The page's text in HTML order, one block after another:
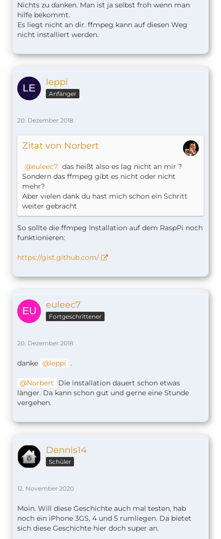
Nichts zu danken. Man ist ja selbst froh wenn man
hilfe bekommt.
Es liegt nicht an dir. ffmpeg kann auf diesen Weg
nicht installiert werden.
leppi
Anfänger
20. Dezember 2018
Zitat von Norbert
euleec7 das heißt also es lag nicht an mir ?
Sondern das ffmpeg gibt es nicht oder nicht
mehr?
Aber vielen dank du hast mich schon ein Schritt
weiter gebracht
So sollte die ffmpeg Installation auf dem RaspPi noch
funktionieren:
https://gist.github.com/
euleec7
Fortgeschrittener
20. Dezember 2018
danke leppi .
Norbert
Die installation dauert schon etwas
länger. Da kann schon gut und gerne eine Stunde
vergehen.
Dennis14
Schüler
12. November 2020
Moin. Will diese Geschichte auch mal testen, hab
noch ein iPhone 3GS, 4 und 5 rumliegen. Da bietet
sich diese Geschichte hier doch super an.